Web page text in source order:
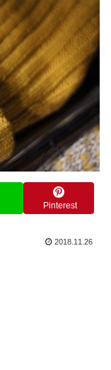
Pinterest
2018.11.26